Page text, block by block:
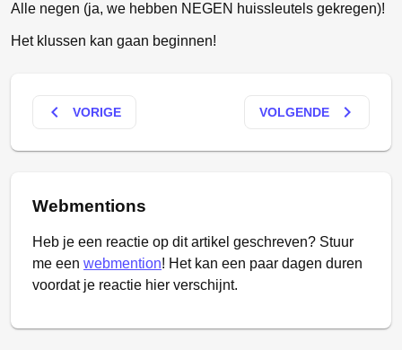
Alle negen (ja, we hebben NEGEN huissleutels gekregen)!
Het klussen kan gaan beginnen!
keyboard_arrow_left VORIGE VOLGENDE keyboard_arrow_right
Webmentions
Heb je een reactie op dit artikel geschreven? Stuur
me een webmention! Het kan een paar dagen duren
voordat je reactie hier verschijnt.